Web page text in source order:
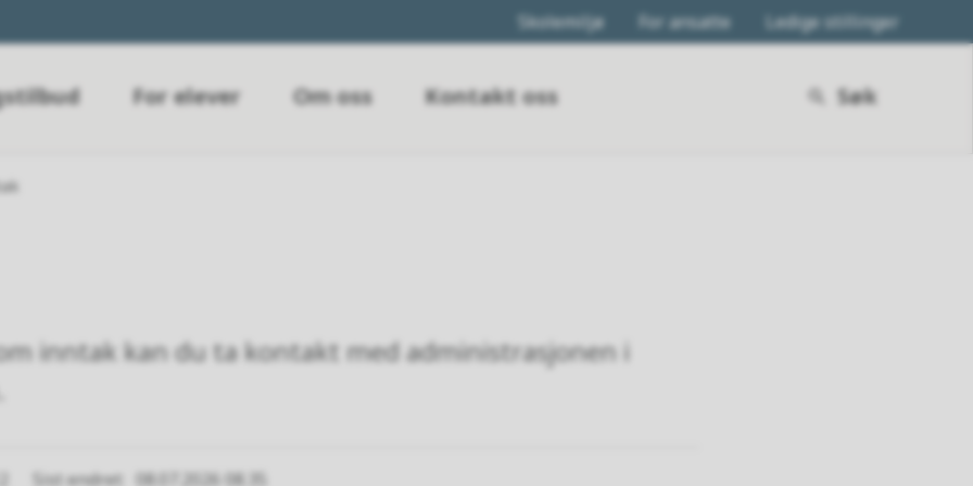
Skolemiljø For ansatte Ledige stillinger
For elever Om oss Kontakt oss Søk
inntak kan du ta kontakt med administrasjonen i
Sist endret 08.07.2026 08.35